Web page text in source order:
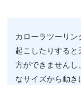
カローラツーリ
起こしたりすると
方ができませんし
なサイズから動き